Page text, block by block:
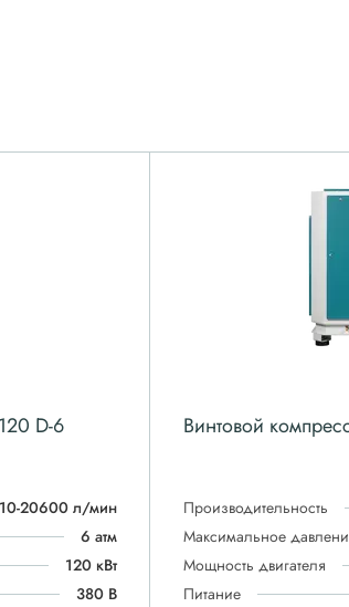
D-6
20600 л/мин
6 атм
120 кВт
380 В
Винтовой
Производительность
Максимальное
Мощность двигателя
Питание